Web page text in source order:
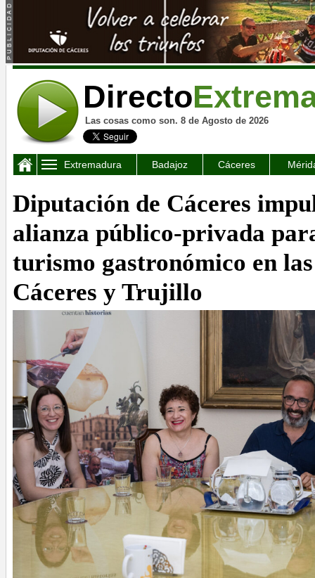
Directo
Las cosas como son. 8 de Agosto de 2026
Extremadura Badajoz Cáceres
Diputación de Cáceres
alianza público-privada
turismo gastronómico en
Cáceres y Trujillo